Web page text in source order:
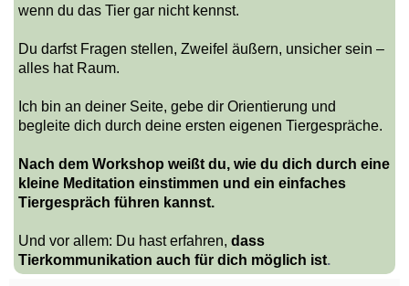
wenn du das Tier gar nicht kennst.
Du darfst Fragen stellen, Zweifel äußern, unsicher sein –
alles hat Raum.
Ich bin an deiner Seite, gebe dir Orientierung und
begleite dich durch deine ersten eigenen Tiergespräche.
Nach dem Workshop weißt du, wie du dich durch eine
kleine Meditation einstimmen und ein einfaches
Tiergespräch führen kannst.
Und vor allem: Du hast erfahren, dass
Tierkommunikation auch für dich möglich ist.